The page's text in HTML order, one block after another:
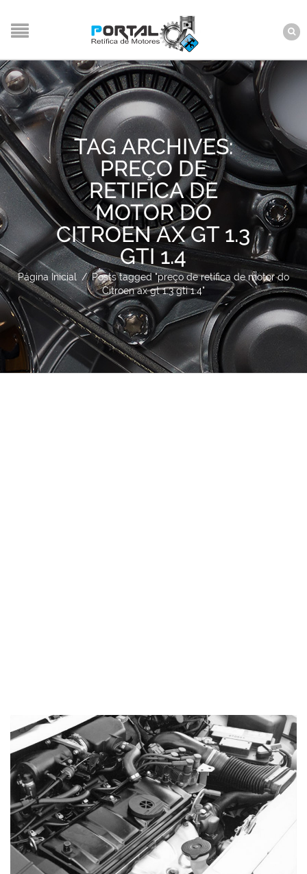
TAG ARCHIVES:
PREÇO DE
RETIFICA DE
MOTOR DO
CITROEN AX GT 1.3
GTI 1.4
Página Inicial / Posts tagged "preço de retifica de motor do
Citroen ax gt 1.3 gti 1.4"